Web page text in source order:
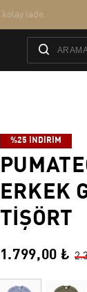
%25 İNDİRİM
ERKEK
TIŞÖRT
1.799,00 ₺